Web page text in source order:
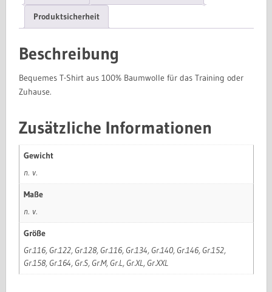
Produktsicherheit
Beschreibung
Bequemes T-Shirt aus 100% Baumwolle für das Training oder
Zuhause.
Zusätzliche Informationen
Gewicht
n. v.
Maße
n. v.
Größe
Gr.116, Gr.122, Gr.128, Gr.116, Gr.134, Gr.140, Gr.146, Gr.152,
Gr.158, Gr.164, Gr.S, Gr.M, Gr.L, Gr.XL, Gr.XXL